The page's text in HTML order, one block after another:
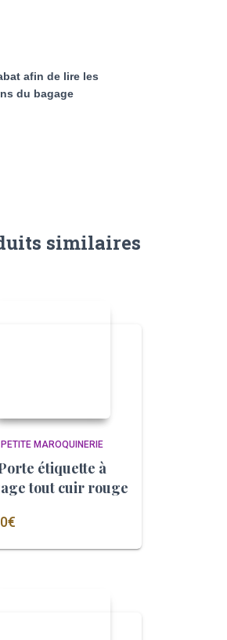
afin de lire les
du bagage
similaires
PETITE MAROQUINERIE
étiquette à
tout cuir rouge
€